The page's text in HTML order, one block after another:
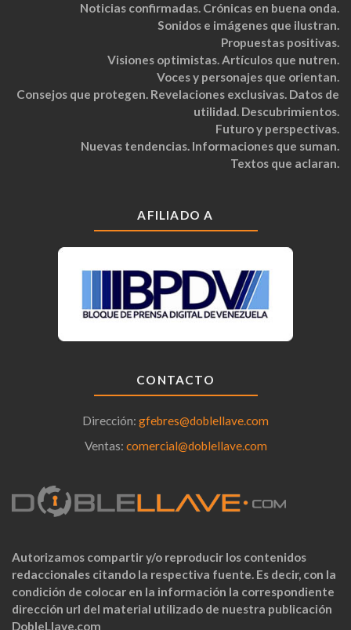
Noticias confirmadas. Crónicas en buena onda.
Sonidos e imágenes que ilustran.
Propuestas positivas.
Visiones optimistas. Artículos que nutren.
Voces y personajes que orientan.
Consejos que protegen. Revelaciones exclusivas. Datos de
utilidad. Descubrimientos.
Futuro y perspectivas.
Nuevas tendencias. Informaciones que suman.
Textos que aclaran.
AFILIADO A
CONTACTO
Dirección: gfebres@doblellave.com
Ventas: comercial@doblellave.com
Autorizamos compartir y/o reproducir los contenidos
redaccionales citando la respectiva fuente. Es decir, con la
condición de colocar en la información la correspondiente
dirección url del material utilizado de nuestra publicación
DobleLlave.com